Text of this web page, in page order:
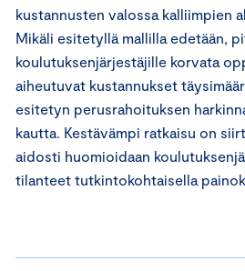
kustannusten valossa kalliimpien
Mikäli esitetyllä mallilla edetään,
koulutuksenjärjestäjille korvata
aiheutuvat kustannukset
esitetyn perusrahoituksen
kautta. Kestävämpi ratkaisu on
aidosti huomioidaan
tilanteet tutkintokohtaisella